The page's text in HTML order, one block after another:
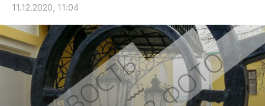
Народные новости
Авто и транспорт
Благоустройство
Криминал
Культура
Недвижимость и ЖКХ
11.12.2020, 11:04